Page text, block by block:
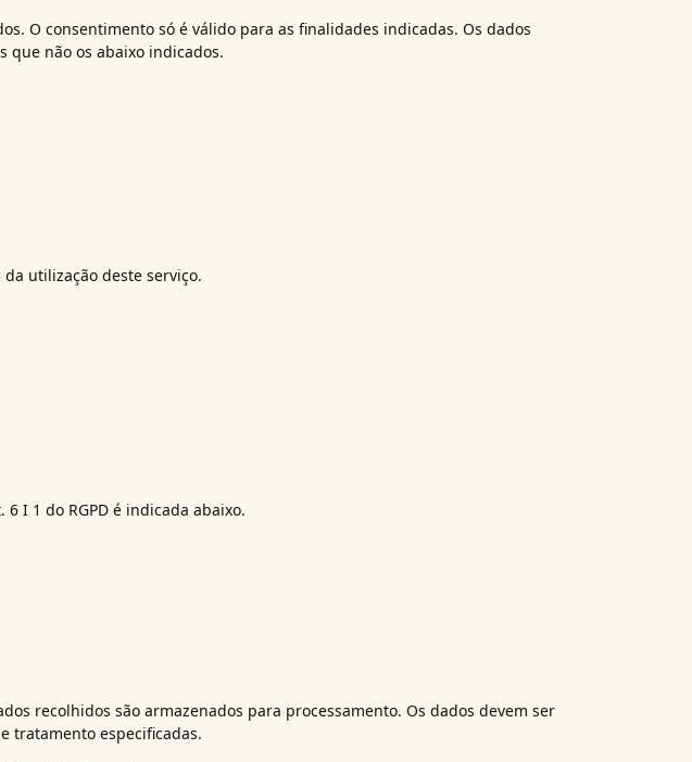
O consentimento só é válido para as finalidades indicadas. Os dados
que não os abaixo indicados.
utilização deste serviço.
I 1 do RGPD é indicada abaixo.
recolhidos são armazenados para processamento. Os dados devem ser
tratamento especificadas.